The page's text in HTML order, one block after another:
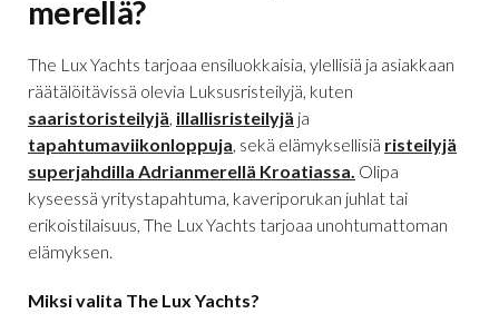
merellä?
The Lux Yachts tarjoaa ensiluokkaisia, ylellisiä ja asiakkaan
räätälöitävissä olevia Luksusristeilyjä, kuten
saaristoristeilyjä, illallisristeilyjä ja
tapahtumaviikonloppuja, sekä elämyksellisiä risteilyjä
superjahdilla Adrianmerellä Kroatiassa. Olipa
kyseessä yritystapahtuma, kaveriporukan juhlat tai
erikoistilaisuus, The Lux Yachts tarjoaa unohtumattoman
elämyksen.
Miksi valita The Lux Yachts?